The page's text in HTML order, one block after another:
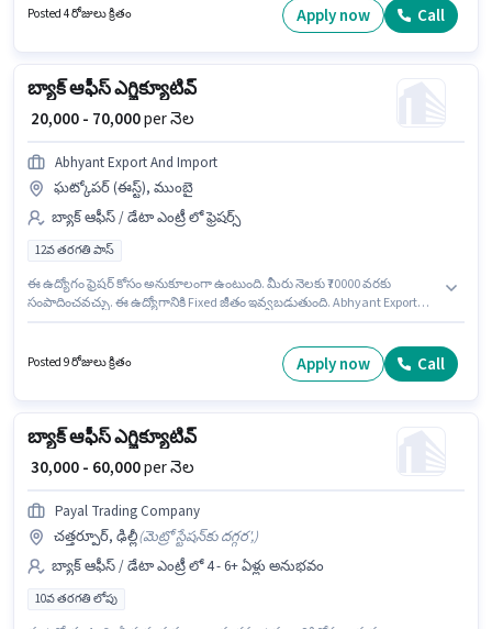
ఆధారపడి ఇప్పించబడతాయి. 10వ తరగతి లోపు అర్హత ఉన్న అభ్యర్థులు ఈ
ఉద్యోగానికి అప్లై చేసుకోవచ్చు. ఈ ఉద్యోగానికి అర్హత పొందేందుకు అభ్యర్థికి > 30 WPM
Posted 4 రోజులు క్రితం Apply now Call
బ్యాక్ ఆఫీస్ ఎగ్జిక్యూటివ్
₹ 20,000 - 70,000per నెల
Abhyant Export And Import
ఘట్కోపర్ (ఈస్ట్), ముంబై
బ్యాక్ ఆఫీస్ / డేటా ఎంట్రీ లో ఫ్రెషర్స్
12వ తరగతి పాస్
ఈ ఉద్యోగం ఫ్రెషర్ కోసం అనుకూలంగా ఉంటుంది. మీరు నెలకు ₹70000 వరకు
సంపాదించవచ్చు. ఈ ఉద్యోగానికి Fixed జీతం ఇవ్వబడుతుంది. Abhyant Export
ముంబై లో ఉంది. దరఖాస్తుదారులు కనీసం 12వ తరగతి పాస్ డిగ్రీ లేదా సర్టిఫికెట్ కలిగి
Posted 9 రోజులు క్రితం Apply now Call
బ్యాక్ ఆఫీస్ ఎగ్జిక్యూటివ్
₹ 30,000 - 60,000per నెల
Payal Trading Company
చత్తర్పూర్, ఢిల్లీ(మెట్రో స్టేషన్‌కు దగ్గర',)
బ్యాక్ ఆఫీస్ / డేటా ఎంట్రీ లో 4 - 6+ ఏళ్లు అనుభవం
10వ తరగతి లోపు